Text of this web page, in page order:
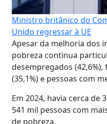
Ministro britânico do
Unido regressar à UE
Apesar da melhoria dos
pobreza continua
desempregados
(35,1%) e pessoas com
Em 2024, havia cerca de
541 mil pessoas com
de pobreza.